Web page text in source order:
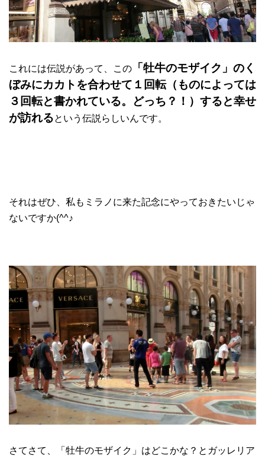
これには伝説があって、この 「牡牛のモザイク」の く
ぼみにカカトを合わせて１回転（ものによっては
３回転と書かれている。どっち？！）すると幸せ
が訪れるという伝説らしいんです。
それはぜひ、私もミラノに来た記念にやっておきたいじゃ
ないですか(^^♪
さてさて、「牡牛のモザイク」はどこかな？とガッレリア